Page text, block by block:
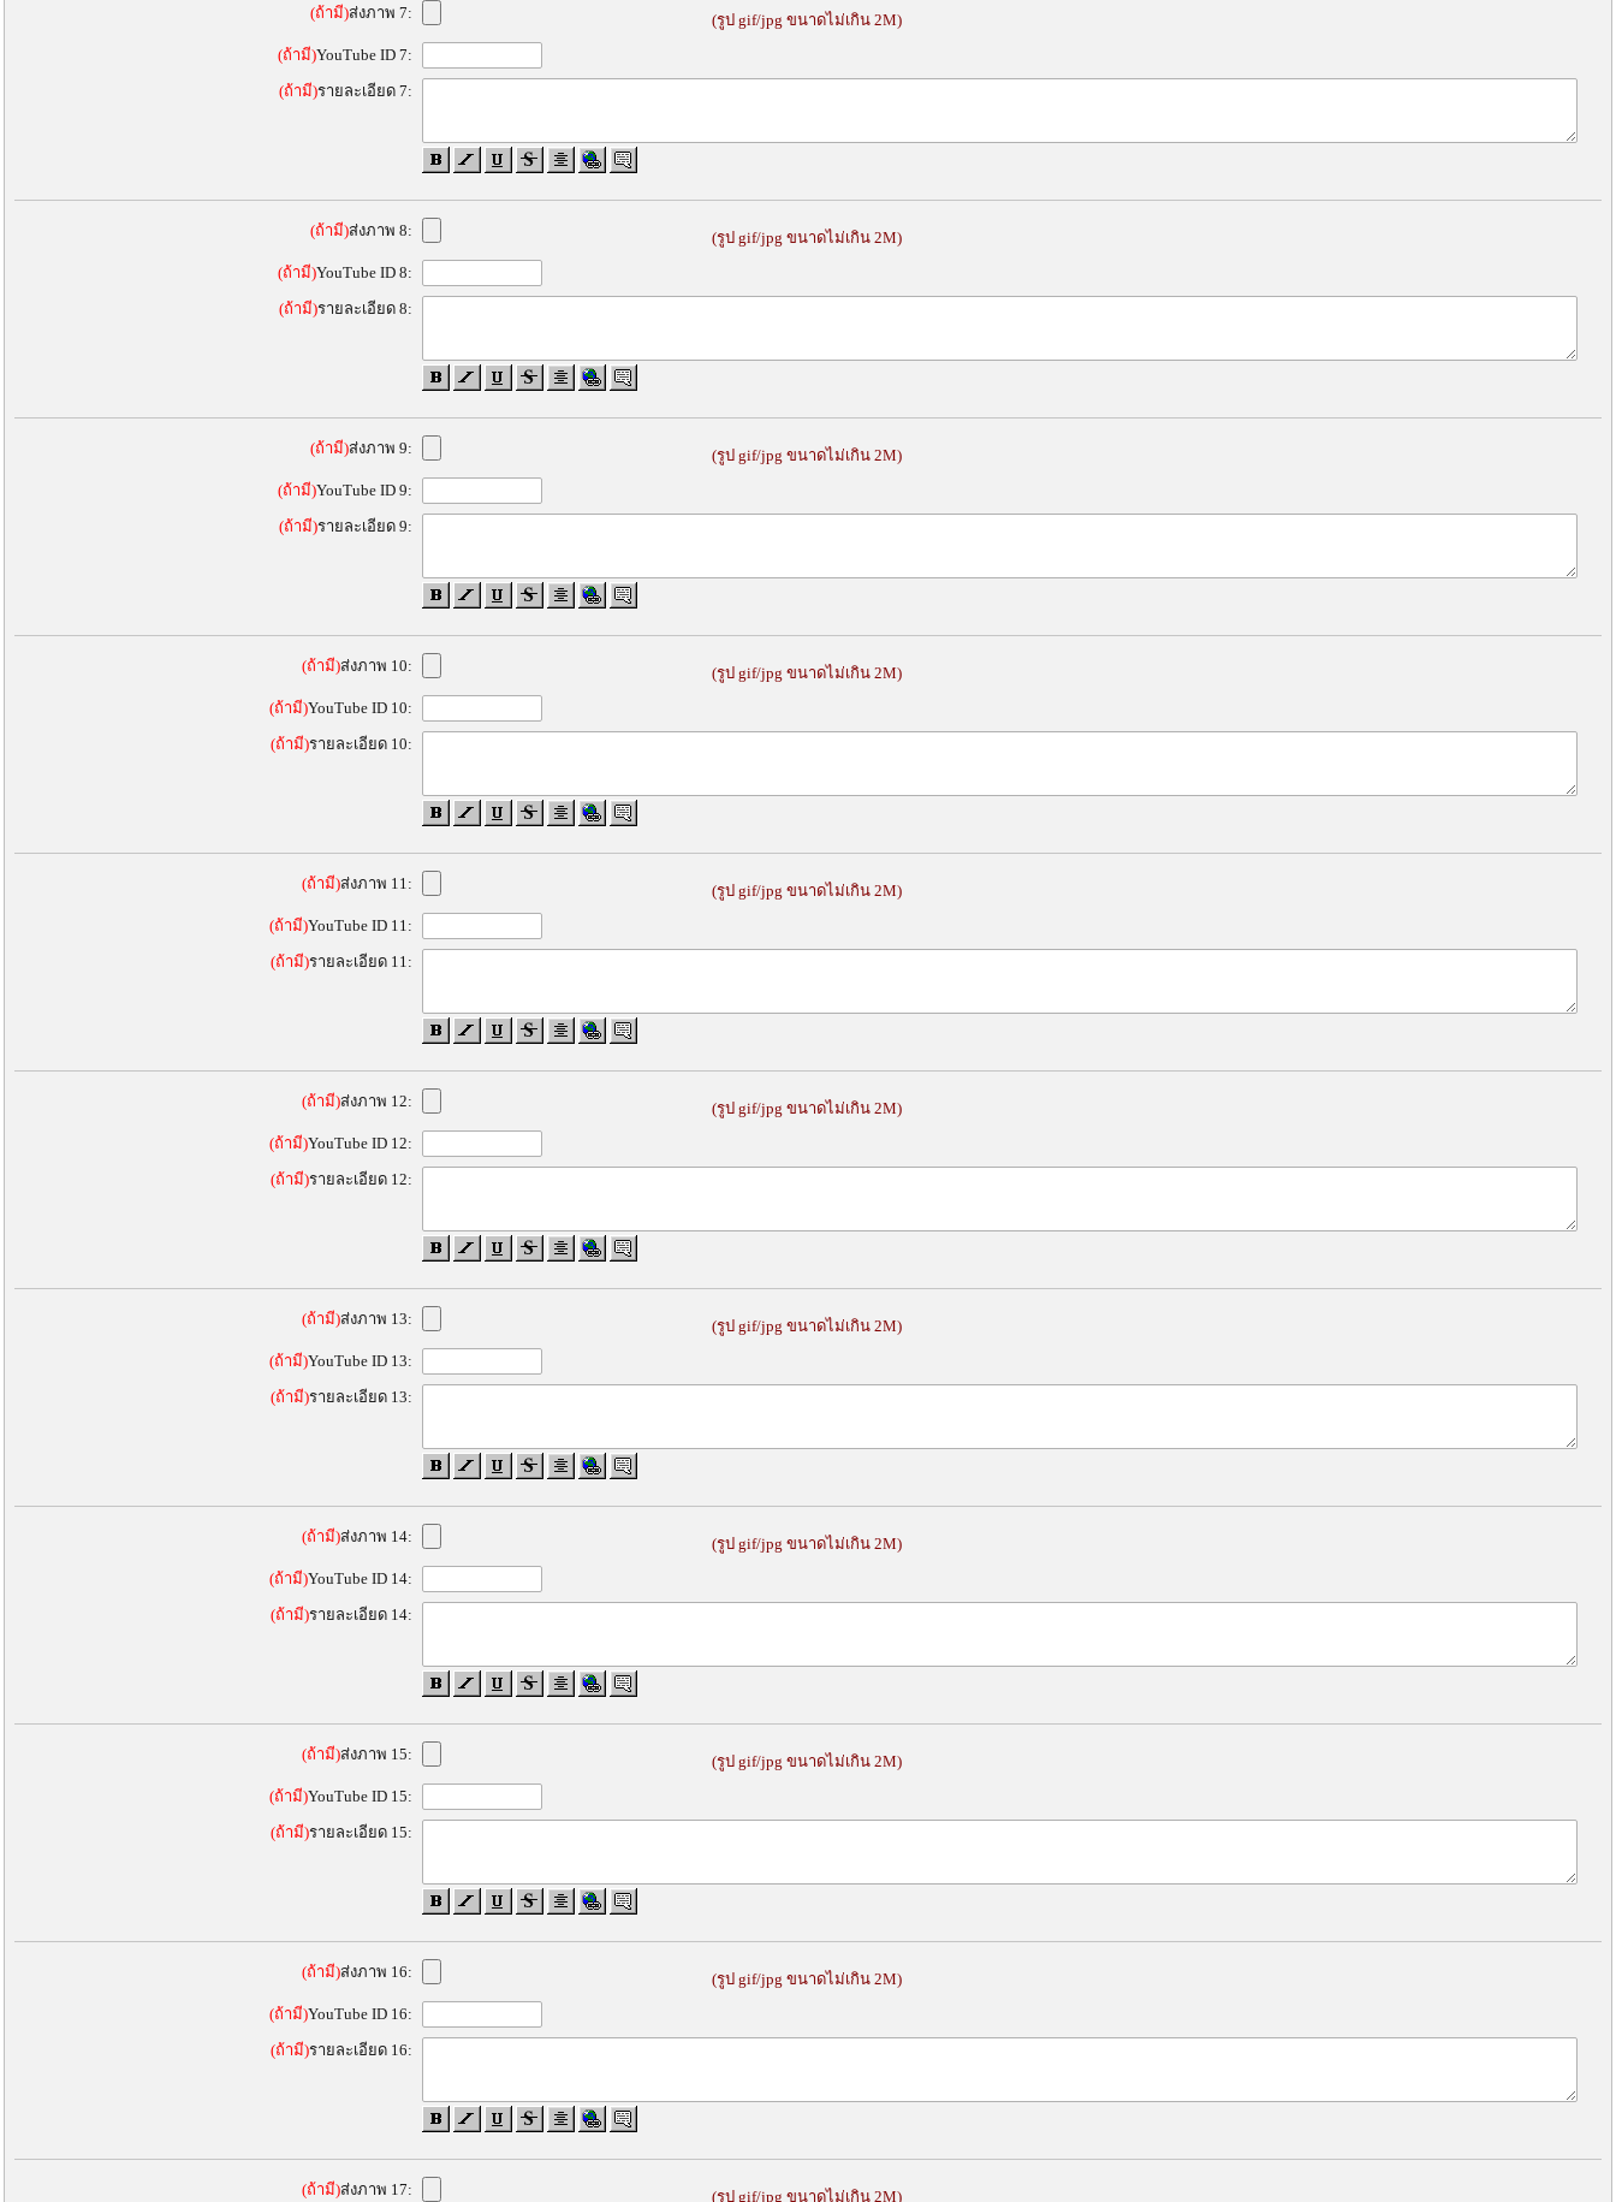
(ถ้ามี)ส่งภาพ 7:
(รูป gif/jpg ขนาดไม่เกิน 2M)
(ถ้ามี)YouTube ID 7:
(ถ้ามี)รายละเอียด 7:
(ถ้ามี)ส่งภาพ 8:
(รูป gif/jpg ขนาดไม่เกิน 2M)
(ถ้ามี)YouTube ID 8:
(ถ้ามี)รายละเอียด 8:
(ถ้ามี)ส่งภาพ 9:
(รูป gif/jpg ขนาดไม่เกิน 2M)
(ถ้ามี)YouTube ID 9:
(ถ้ามี)รายละเอียด 9:
(ถ้ามี)ส่งภาพ 10:
(รูป gif/jpg ขนาดไม่เกิน 2M)
(ถ้ามี)YouTube ID 10:
(ถ้ามี)รายละเอียด 10:
(ถ้ามี)ส่งภาพ 11:
(รูป gif/jpg ขนาดไม่เกิน 2M)
(ถ้ามี)YouTube ID 11:
(ถ้ามี)รายละเอียด 11:
(ถ้ามี)ส่งภาพ 12:
(รูป gif/jpg ขนาดไม่เกิน 2M)
(ถ้ามี)YouTube ID 12:
(ถ้ามี)รายละเอียด 12:
(ถ้ามี)ส่งภาพ 13:
(รูป gif/jpg ขนาดไม่เกิน 2M)
(ถ้ามี)YouTube ID 13:
(ถ้ามี)รายละเอียด 13:
(ถ้ามี)ส่งภาพ 14:
(รูป gif/jpg ขนาดไม่เกิน 2M)
(ถ้ามี)YouTube ID 14:
(ถ้ามี)รายละเอียด 14:
(ถ้ามี)ส่งภาพ 15:
(รูป gif/jpg ขนาดไม่เกิน 2M)
(ถ้ามี)YouTube ID 15:
(ถ้ามี)รายละเอียด 15:
(ถ้ามี)ส่งภาพ 16:
(รูป gif/jpg ขนาดไม่เกิน 2M)
(ถ้ามี)YouTube ID 16:
(ถ้ามี)รายละเอียด 16:
(ถ้ามี)ส่งภาพ 17: (รูป gif/jpg ขนาดไม่เกิน 2M)